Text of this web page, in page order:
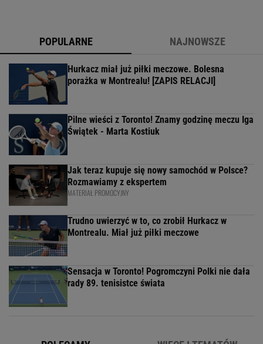
POPULARNE NAJNOWSZE
Hurkacz miał już piłki meczowe. Bolesna
porażka w Montrealu! [ZAPIS RELACJI]
Pilne wieści z Toronto! Znamy godzinę meczu Iga
Świątek - Marta Kostiuk
Jak teraz kupuje się nowy samochód w Polsce?
Rozmawiamy z ekspertem
MATERIAŁ PROMOCYJNY
Trudno uwierzyć w to, co zrobił Hurkacz w
Montrealu. Miał już piłki meczowe
Sensacja w Toronto! Pogromczyni Polki nie dała
rady 89. tenisistce świata